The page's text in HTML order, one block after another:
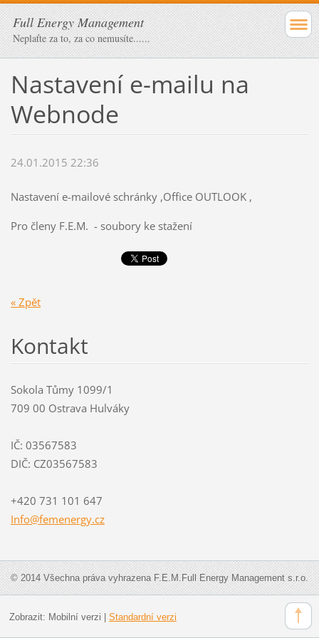
Full Energy Management
Neplaťte za to, za co nemusíte......
Nastavení e-mailu na
Webnode
24.01.2015 22:36
Nastavení e-mailové schránky ,Office OUTLOOK ,
Pro členy F.E.M. - soubory ke stažení
« Zpět
Kontakt
Sokola Tůmy 1099/1
709 00 Ostrava Hulváky
IČ: 03567583
DIČ: CZ03567583
+420 731 101 647
Info@femenergy.cz
© 2014 Všechna práva vyhrazena F.E.M.Full Energy Management s.r.o.
Zobrazit: Mobilní verzi Standardní verzi